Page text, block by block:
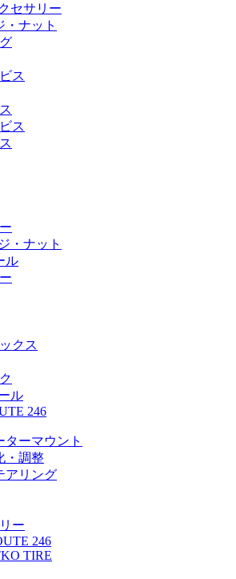
セサリー
・ナット
ス
ス
・ナット
ル
クス
ル
246
ターマウント
・調整
アリング
ー
246
TIRE